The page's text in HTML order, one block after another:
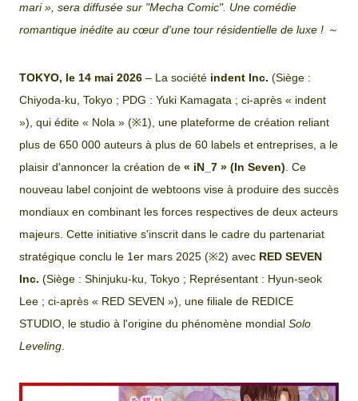
mari », sera diffusée sur "Mecha Comic". Une comédie
romantique inédite au cœur d'une tour résidentielle de luxe ! ～
TOKYO, le 14 mai 2026 – La société indent Inc. (Siège :
Chiyoda-ku, Tokyo ; PDG : Yuki Kamagata ; ci-après « indent
»), qui édite « Nola » (※1), une plateforme de création reliant
plus de 650 000 auteurs à plus de 60 labels et entreprises, a le
plaisir d'annoncer la création de « iN_7 » (In Seven) . Ce
nouveau label conjoint de webtoons vise à produire des succès
mondiaux en combinant les forces respectives de deux acteurs
majeurs. Cette initiative s'inscrit dans le cadre du partenariat
stratégique conclu le 1er mars 2025 (※2) avec RED SEVEN
Inc. (Siège : Shinjuku-ku, Tokyo ; Représentant : Hyun-seok
Lee ; ci-après « RED SEVEN »), une filiale de REDICE
STUDIO, le studio à l'origine du phénomène mondial Solo
Leveling